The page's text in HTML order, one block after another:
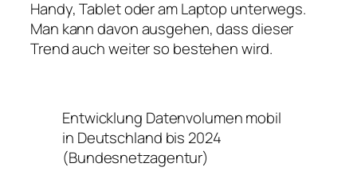
Handy, Tablet oder am Laptop unterwegs.
Man kann davon ausgehen, dass dieser
Trend auch weiter so bestehen wird.
Entwicklung Datenvolumen mobil
in Deutschland bis 2024
(Bundesnetzagentur)